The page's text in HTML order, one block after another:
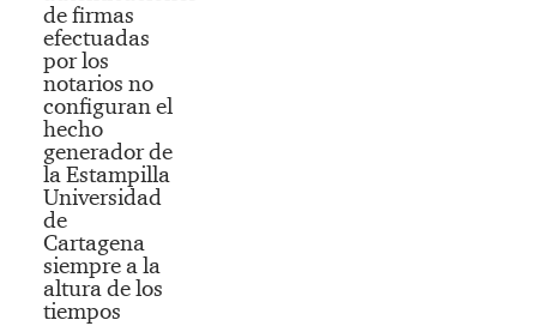
de firmas
efectuadas
por los
notarios no
configuran el
hecho
generador de
la Estampilla
Universidad
de
Cartagena
siempre a la
altura de los
tiempos